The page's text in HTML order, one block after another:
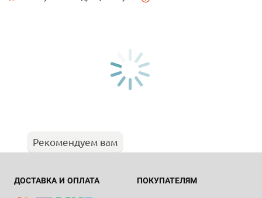
Рекомендуем вам
ДОСТАВКА И ОПЛАТА ПОКУПАТЕЛЯМ